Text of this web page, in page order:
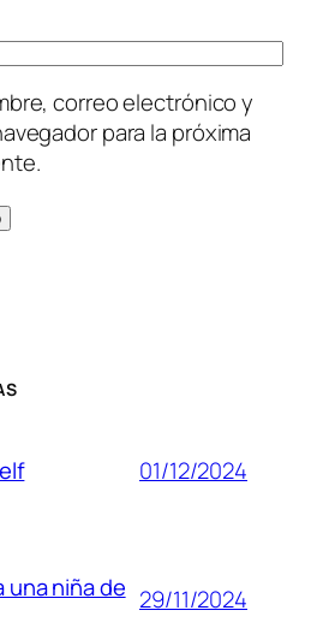
correo electrónico y
para la próxima
01/12/2024
una niña de 29/11/2024